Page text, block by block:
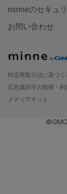
minneのセキュ
お問い合わせ
特定商取引法に基づく
広告識別子の取得・利
メディアキット